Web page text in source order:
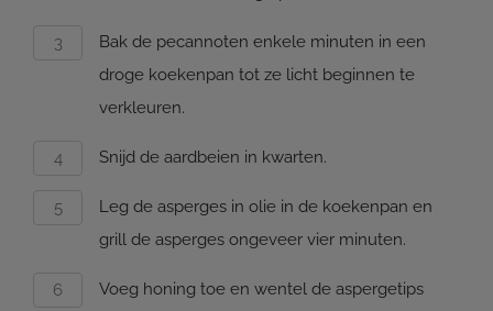
Bak de pecannoten enkele minuten in een
droge koekenpan tot ze licht beginnen te
verkleuren.
Snijd de aardbeien in kwarten.
Leg de asperges in olie in de koekenpan en
grill de asperges ongeveer vier minuten.
Voeg honing toe en wentel de aspergetips